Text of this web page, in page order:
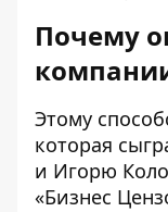
Почему
Этому
которая
и Игорю
«Бизнес